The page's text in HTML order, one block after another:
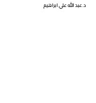
د.عبد الله علي ابراهيم